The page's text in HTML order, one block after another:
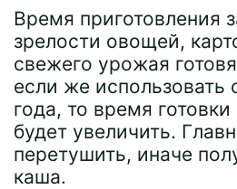
Время приготовления
зрелости овощей,
свежего урожая
если же
года, то время
будет увеличить.
перетушить, иначе
каша.